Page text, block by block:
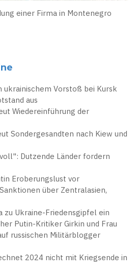
einer Firma in Montenegro
ukrainischem Vorstoß bei Kursk
aus
Wiedereinführung der
Sondergesandten nach Kiew und
Dutzende Länder fordern
Eroberungslust vor
über Zentralasien,
zu Ukraine-Friedensgipfel ein
Putin-Kritiker Girkin und Frau
russischen Militärblogger
2024 nicht mit Kriegsende in